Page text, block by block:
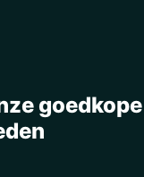
goedkope